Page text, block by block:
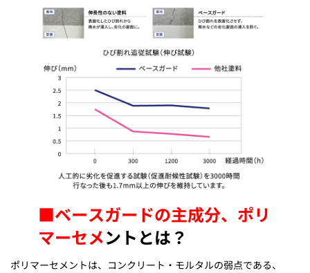
■ベースガードの主成分、ポリ
マーセメントとは？
ポリマーセメントは、コンクリート・モルタルの弱点である、